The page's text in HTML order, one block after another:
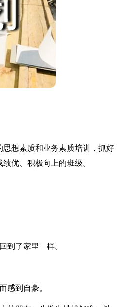
想素质和业务素质培训，抓好
优、积极向上的班级。
了家里一样。
感到自豪。